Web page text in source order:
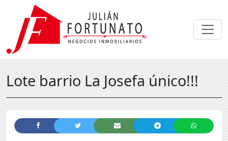
Lote barrio La Josefa único!!!